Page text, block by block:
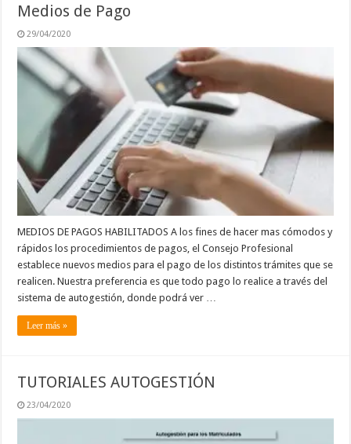
Medios de Pago
29/04/2020
MEDIOS DE PAGOS HABILITADOS A los fines de hacer mas cómodos y
rápidos los procedimientos de pagos, el Consejo Profesional
establece nuevos medios para el pago de los distintos trámites que se
realicen. Nuestra preferencia es que todo pago lo realice a través del
sistema de autogestión, donde podrá ver …
Leer más »
TUTORIALES AUTOGESTIÓN
23/04/2020